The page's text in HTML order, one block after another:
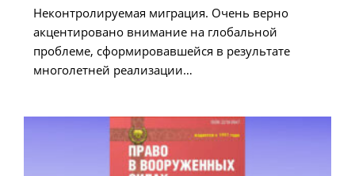
Неконтролируемая миграция. Очень верно
акцентировано внимание на глобальной
проблеме, сформировавшейся в результате
многолетней реализации…